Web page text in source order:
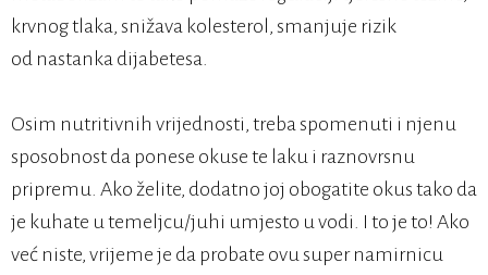
krvnog tlaka, snižava kolesterol, smanjuje rizik
od nastanka dijabetesa.
Osim nutritivnih vrijednosti, treba spomenuti i njenu
sposobnost da ponese okuse te laku i raznovrsnu
pripremu. Ako želite, dodatno joj obogatite okus tako da
je kuhate u temeljcu/juhi umjesto u vodi. I to je to! Ako
već niste, vrijeme je da probate ovu super namirnicu